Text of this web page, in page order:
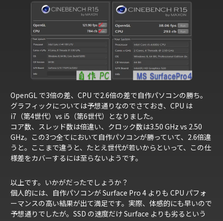
OpenGL で3倍の差、CPU で2.6倍の差で自作パソコンの勝ち。
グラフィックについては予想通りなのでさておき、CPU は
i7（第4世代）vs i5（第6世代）となりました。
コア数、スレッド数は倍違い、クロック数は3.50 GHz vs 2.50
GHz。この3つ全てにおいて自作パソコンが勝っていて、2.6倍違
うと。ここまで違うと、たとえ世代が若いからといって、この仕
様差をカバーするには至らないようです。
以上です。いかがだったでしょうか？
個人的には、自作パソコンが Surface Pro 4 よりも CPU パフォ
ーマンスの高い結果が出て満足です。実際、体感的にも早いので
予想通りでしたが。SSD の速度だけ Surface よりも劣るという